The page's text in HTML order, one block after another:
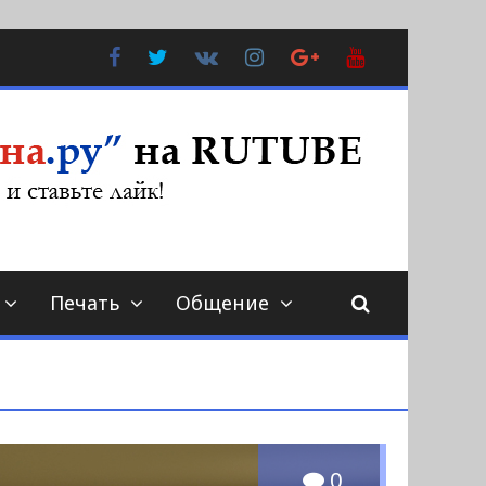
FacebookTwitter
Контакте
Instagram
Google
Plus
Печать Общение
0